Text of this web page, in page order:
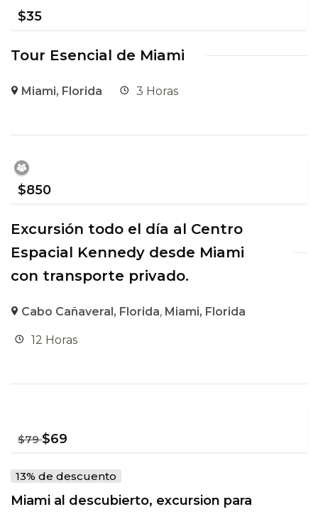
$35
Tour Esencial de Miami
Miami, Florida 3 Horas
$850
Excursión todo el día al Centro
Espacial Kennedy desde Miami
con transporte privado.
Cabo Cañaveral, Florida, Miami, Florida
12 Horas
$79 $69
13% de descuento
Miami al descubierto, excursion para